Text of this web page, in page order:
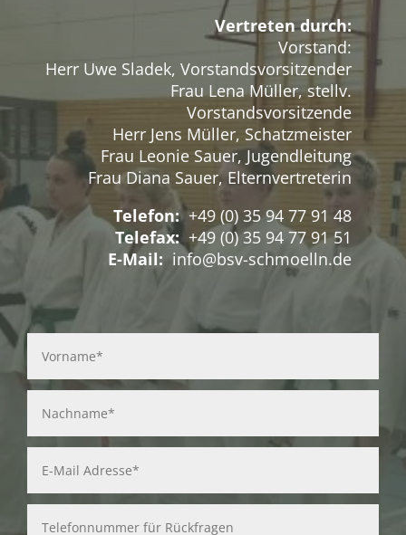
Vertreten durch:
Vorstand:
Herr Uwe Sladek, Vorstandsvorsitzender
Frau Lena Müller, stellv.
Vorstandsvorsitzende
Herr Jens Müller, Schatzmeister
Frau Leonie Sauer, Jugendleitung
Frau Diana Sauer, Elternvertreterin
Telefon:+49 (0) 35 94 77 91 48
Telefax: +49 (0) 35 94 77 91 51
E-Mail: info@bsv-schmoelln.de